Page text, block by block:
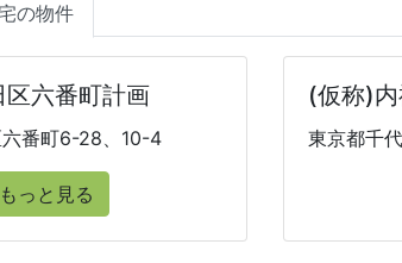
の物件
六番町計画
番町6-28、10-4
もっと見る
(仮称)
東京都千